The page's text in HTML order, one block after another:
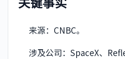
来源：CNBC。
涉及公司：SpaceX、